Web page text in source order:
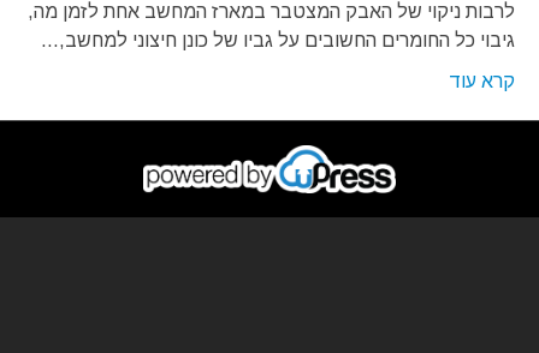
לרבות ניקוי של האבק המצטבר במארז המחשב אחת לזמן מה,
גיבוי כל החומרים החשובים על גביו של כונן חיצוני למחשב,…
קרא עוד